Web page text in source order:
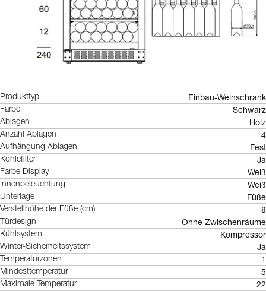
Produkttyp Einbau-Weinschrank
Farbe Schwarz
Ablagen Holz
Anzahl Ablagen 4
Aufhängung Ablagen Fest
Kohlefilter Ja
Farbe Display Weiß
Innenbeleuchtung Weiß
Unterlage Füße
Verstellhöhe der Füße (cm) 8
Türdesign Ohne Zwischenräume
Kühlsystem Kompressor
Winter-Sicherheitssystem Ja
Temperaturzonen 1
Mindesttemperatur 5
Maximale Temperatur 22